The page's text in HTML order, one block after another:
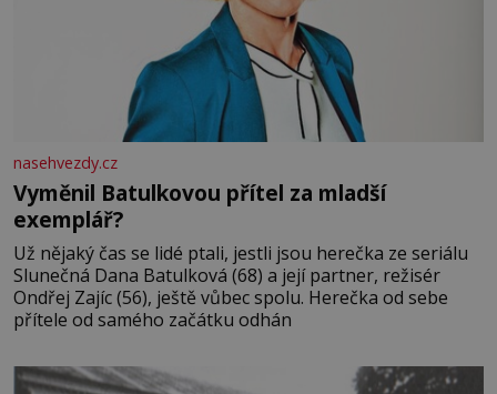
nasehvezdy.cz
Vyměnil Batulkovou přítel za mladší
exemplář?
Už nějaký čas se lidé ptali, jestli jsou herečka ze seriálu
Slunečná Dana Batulková (68) a její partner, režisér
Ondřej Zajíc (56), ještě vůbec spolu. Herečka od sebe
přítele od samého začátku odhán